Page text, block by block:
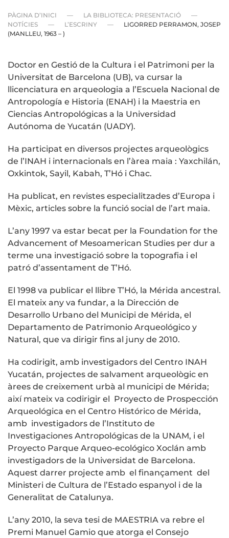
PÀGINA D’INICI
LA BIBLIOTECA: PRESENTACIÓ
NOTÍCIES
L’ESCRINY
LIGORRED PERRAMON, JOSEP
(MANLLEU, 1963 – )
Doctor en Gestió de la Cultura i el Patrimoni per la
Universitat de Barcelona (UB), va cursar la
llicenciatura en arqueologia a l’Escuela Nacional de
Antropología e Historia (ENAH) i la Maestria en
Ciencias Antropológicas a la Universidad
Autónoma de Yucatán (UADY).
Ha participat en diversos projectes arqueològics
de l’INAH i internacionals en l’àrea maia : Yaxchilán,
Oxkintok, Sayil, Kabah, T’Hó i Chac.
Ha publicat, en revistes especialitzades d’Europa i
Mèxic, articles sobre la funció social de l’art maia.
L’any 1997 va estar becat per la Foundation for the
Advancement of Mesoamerican Studies per dur a
terme una investigació sobre la topografia i el
patró d’assentament de T’Hó.
El 1998 va publicar el llibre T’Hó, la Mérida ancestral.
El mateix any va fundar, a la Dirección de
Desarrollo Urbano del Municipi de Mérida, el
Departamento de Patrimonio Arqueológico y
Natural, que va dirigir fins al juny de 2010.
Ha codirigit, amb investigadors del Centro INAH
Yucatán, projectes de salvament arqueològic en
àrees de creixement urbà al municipi de Mérida;
així mateix va codirigir el Proyecto de Prospección
Arqueológica en el Centro Histórico de Mérida,
amb investigadors de l’Instituto de
Investigaciones Antropológicas de la UNAM, i el
Proyecto Parque Arqueo-ecológico Xoclán amb
investigadors de la Universidat de Barcelona.
Aquest darrer projecte amb el finançament del
Ministeri de Cultura de l’Estado espanyol i de la
Generalitat de Catalunya.
L’any 2010, la seva tesi de MAESTRIA va rebre el
Premi Manuel Gamio que atorga el Consejo